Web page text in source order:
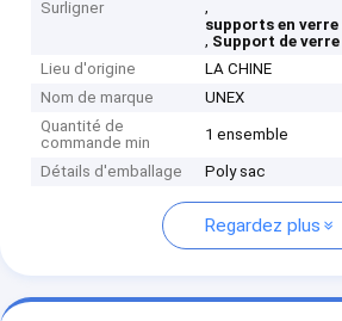
Surligner
,
supports en
, Support de
Lieu d'origine
LA CHINE
Nom de marque
UNEX
Quantité de
commande min
1 ensemble
Détails d'emballage Poly sac
Regardez plus